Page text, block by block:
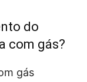
do
com gás?
gás